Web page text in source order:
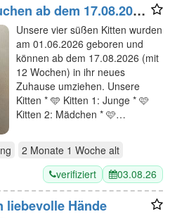
ab dem 17.08.2026
Unsere vier süßen Kitten wurden
am 01.06.2026 geboren und
können ab dem 17.08.2026 (mit
12 Wochen) in ihr neues
Zuhause umziehen. Unsere
Kitten * 🩵 Kitten 1: Junge * 🩷
Kitten 2: Mädchen * 🩷…
2 Monate 1 Woche alt
verifiziert 03.08.26
liebevolle Hände